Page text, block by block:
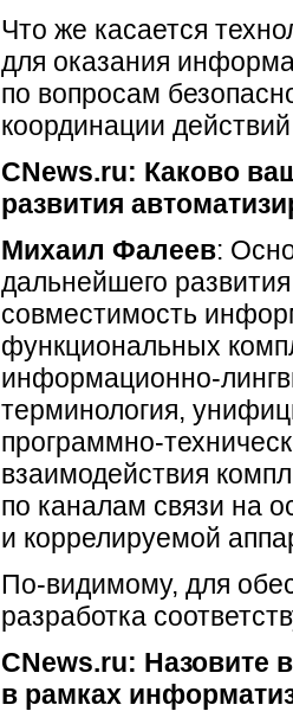
Что же касается
для оказания
по вопросам
координации
CNews.ru: Каково
развития
Михаил Фалеев:
дальнейшего
совместимость
функциональных
информационно-
терминология,
программно-
взаимодействия
по каналам связи на
и коррелируемой
По-видимому, для
разработка
CNews.ru: Назовите
в рамках